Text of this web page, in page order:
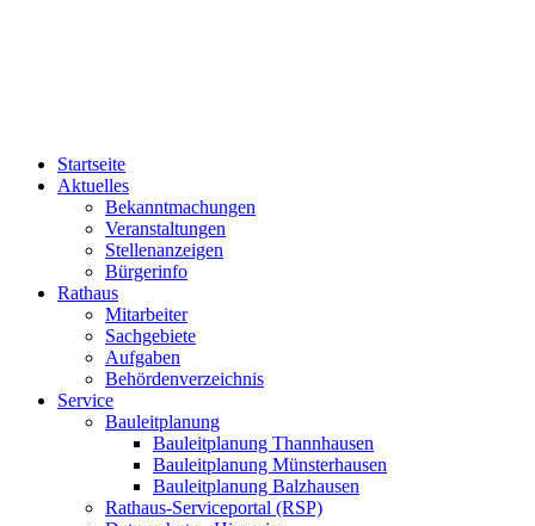
Startseite
Aktuelles
Bekanntmachungen
Veranstaltungen
Stellenanzeigen
Bürgerinfo
Rathaus
Mitarbeiter
Sachgebiete
Aufgaben
Behördenverzeichnis
Service
Bauleitplanung
Bauleitplanung Thannhausen
Bauleitplanung Münsterhausen
Bauleitplanung Balzhausen
Rathaus-Serviceportal (RSP)